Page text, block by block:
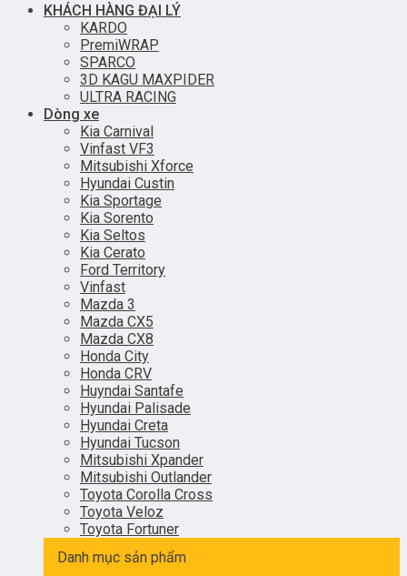
KHÁCH HÀNG ĐẠI LÝ
KARDO
PremiWRAP
SPARCO
3D KAGU MAXPIDER
ULTRA RACING
Dòng xe
Kia Carnival
Vinfast VF3
Mitsubishi Xforce
Hyundai Custin
Kia Sportage
Kia Sorento
Kia Seltos
Kia Cerato
Ford Territory
Vinfast
Mazda 3
Mazda CX5
Mazda CX8
Honda City
Honda CRV
Huyndai Santafe
Hyundai Palisade
Hyundai Creta
Hyundai Tucson
Mitsubishi Xpander
Mitsubishi Outlander
Toyota Corolla Cross
Toyota Veloz
Toyota Fortuner
Danh mục sản phẩm